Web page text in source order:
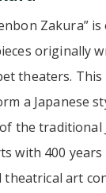
Zakura”
originally
theaters. This
a Japanese
the traditional
with 400
theatrical art